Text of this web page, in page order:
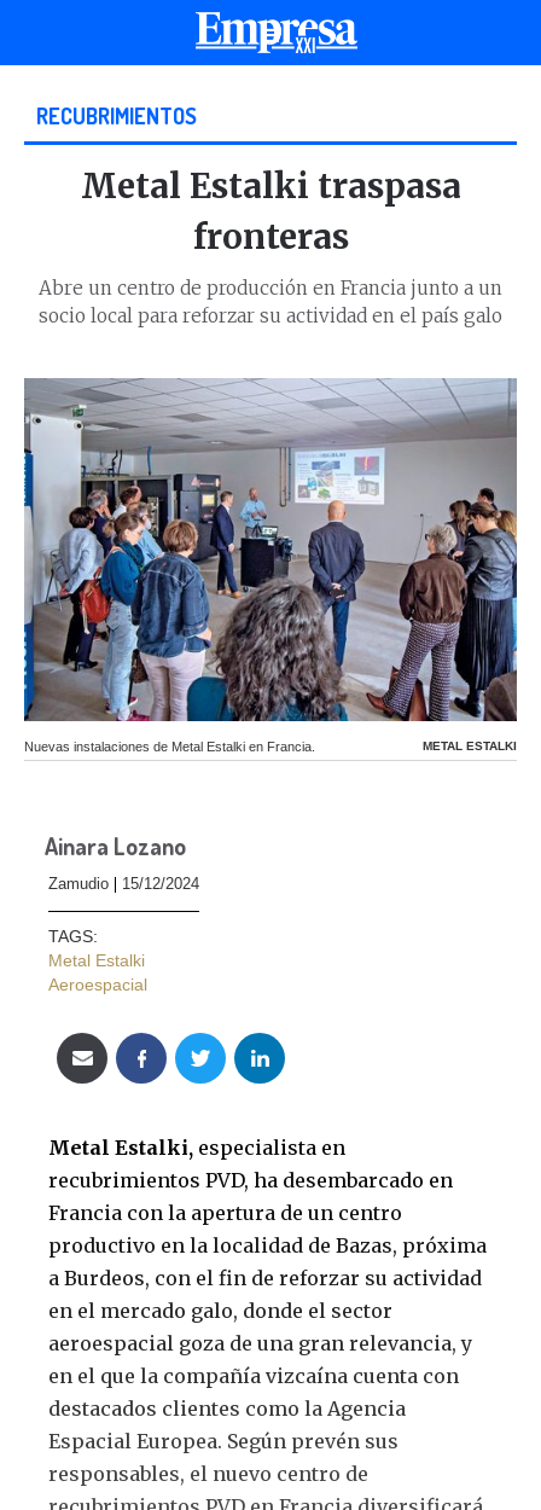
RECUBRIMIENTOS
Metal Estalki traspasa
fronteras
Abre un centro de producción en Francia junto a un
socio local para reforzar su actividad en el país galo
Nuevas instalaciones de Metal Estalki en Francia. METAL ESTALKI
Ainara Lozano
Zamudio 15/12/2024
TAGS:
Metal Estalki
Aeroespacial
Metal Estalki, especialista en
recubrimientos PVD, ha desembarcado en
Francia con la apertura de un centro
productivo en la localidad de Bazas, próxima
a Burdeos, con el fin de reforzar su actividad
en el mercado galo, donde el sector
aeroespacial goza de una gran relevancia, y
en el que la compañía vizcaína cuenta con
destacados clientes como la Agencia
Espacial Europea. Según prevén sus
responsables, el nuevo centro de